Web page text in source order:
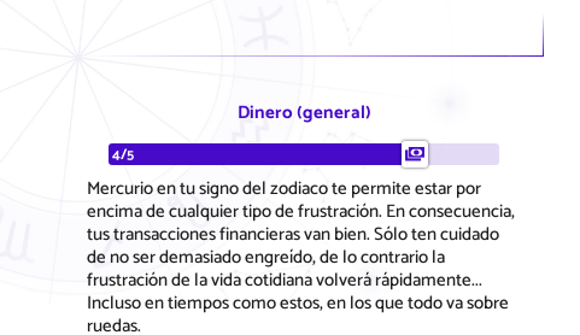
Dinero (general)
4/5
Mercurio en tu signo del zodiaco te permite estar por
encima de cualquier tipo de frustración. En consecuencia,
tus transacciones financieras van bien. Sólo ten cuidado
de no ser demasiado engreído, de lo contrario la
frustración de la vida cotidiana volverá rápidamente...
Incluso en tiempos como estos, en los que todo va sobre
ruedas.